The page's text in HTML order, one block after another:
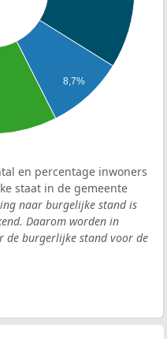
8,7%
en percentage inwoners
staat in de gemeente
naar burgelijke stand is
Daarom worden in
de burgerlijke stand voor de